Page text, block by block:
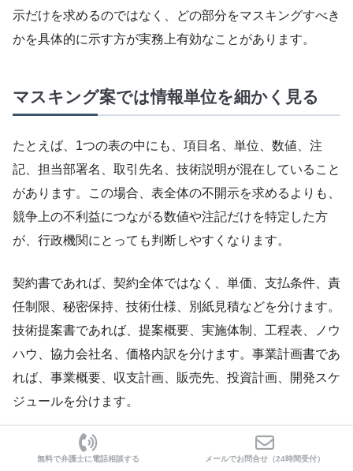
示だけを求めるのではなく、どの部分をマスキングすべき
かを具体的に示す方が実務上有効なことがあります。
マスキング案では情報単位を細かく見る
たとえば、1つの表の中にも、項目名、単位、数値、注
記、担当部署名、取引先名、技術説明が混在していること
があります。この場合、表全体の不開示を求めるよりも、
競争上の不利益につながる数値や注記だけを特定した方
が、行政機関にとっても判断しやすくなります。
契約書であれば、契約全体ではなく、単価、支払条件、責
任制限、秘密保持、技術仕様、別紙見積などを分けます。
技術提案書であれば、提案概要、実施体制、工程表、ノウ
ハウ、協力会社名、価格内訳を分けます。事業計画書であ
れば、事業概要、収支計画、販売先、投資計画、開発スケ
ジュールを分けます。
注意
無料で弁護士に電話相談する メールでお問合せ（24時間受付）